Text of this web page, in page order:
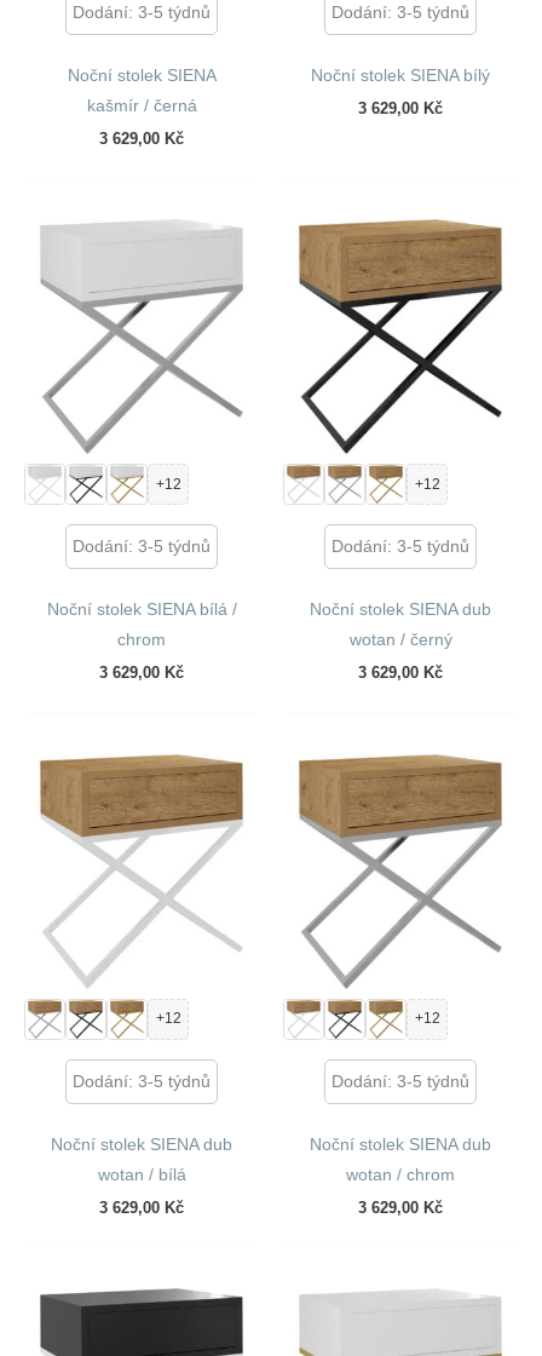
Dodání: 3-5 týdnů
Noční stolek SIENA
kašmír / černá
3 629,00 Kč
Dodání: 3-5 týdnů
Noční stolek SIENA bílý
3 629,00 Kč
+12
Dodání: 3-5 týdnů
Noční stolek SIENA bílá /
chrom
3 629,00 Kč
+12
Dodání: 3-5 týdnů
Noční stolek SIENA dub
wotan / černý
3 629,00 Kč
+12
Dodání: 3-5 týdnů
Noční stolek SIENA dub
wotan / bílá
3 629,00 Kč
+12
Dodání: 3-5 týdnů
Noční stolek SIENA dub
wotan / chrom
3 629,00 Kč